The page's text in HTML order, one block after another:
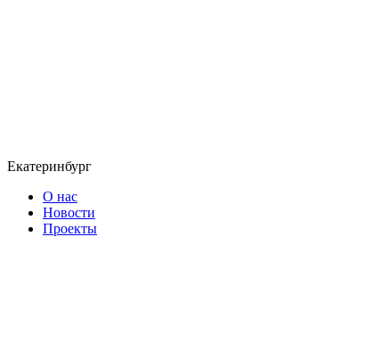
Екатеринбург
О нас
Новости
Проекты